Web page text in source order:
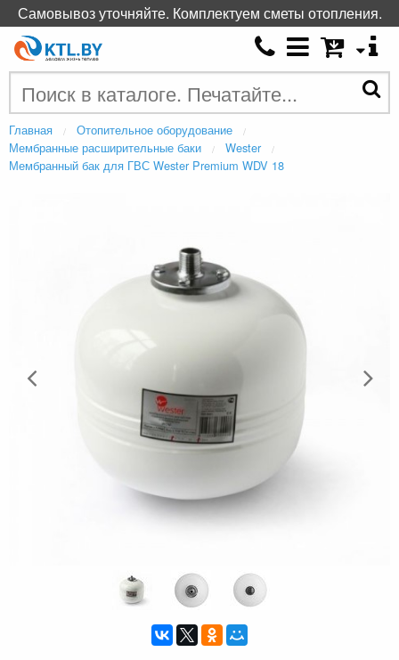
Главная
Отопительное оборудование
Мембранные расширительные баки
Wester
Мембранный бак для ГВС Wester Premium WDV 18
Самовывоз уточняйте. Комплектуем сметы отопления.